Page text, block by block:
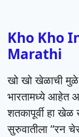
Kho Kho
Marathi
खो खो खेळाची मुळे
भारतामध्ये आहेत
शतकापूर्वी हा
सुरुवातीला “रन